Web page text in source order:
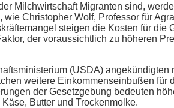
Milchwirtschaft Migranten sind,
Christopher Wolf, Professor für
steigen die Kosten für die
der voraussichtlich zu höheren
(USDA) angekündigten
weitere Einkommenseinbußen für
der Gesetzgebung bedeuten
Butter und Trockenmolke.